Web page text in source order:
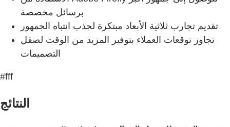
برسائل مخصصة
تقديم تجارب ثلاثية الأبعاد مبتكرة لجذب انتباه الجمهور
تجاوز توقعات العملاء بتوفير المزيد من الوقت لصقل
التصميمات
#fff
النتائج